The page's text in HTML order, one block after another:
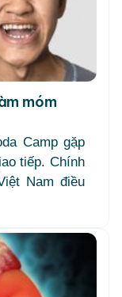
móm
Camp gặp
tiếp. Chính
Nam điều